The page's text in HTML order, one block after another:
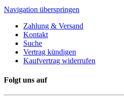
Navigation überspringen
Zahlung & Versand
Kontakt
Suche
Vertrag kündigen
Kaufvertrag widerrufen
Folgt uns auf